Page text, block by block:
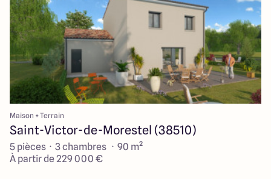
Maison + Terrain
Saint-Victor-de-Morestel (38510)
5 pièces · 3 chambres · 90 m²
À partir de 229 000 €